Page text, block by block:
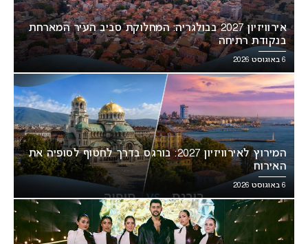
אירוויזיון 2027 בבולגריה: המחלוקת סביב העיר המארחת
בנקודת רתיחה
6 באוגוסט 2026
המירוץ לאירוויזיון 2027: בורגס בדרך לחטוף לסופיה את
האירוח
6 באוגוסט 2026